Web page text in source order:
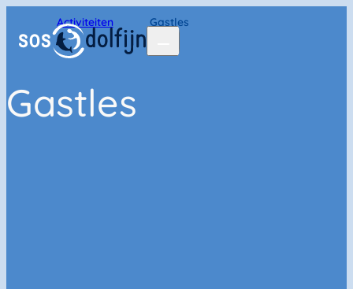
Activiteiten Gastles
Gastles